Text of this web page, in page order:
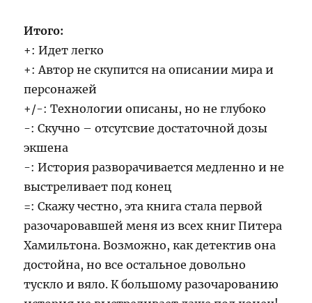
Итого:
+: Идет легко
+: Автор не скупится на описании мира и
персонажей
+/-: Технологии описаны, но не глубоко
-: Скучно – отсутсвие достаточной дозы
экшена
-: История разворачивается медленно и не
выстреливает под конец
=: Скажу честно, эта книга стала первой
разочаровавшей меня из всех книг Питера
Хамильтона. Возможно, как детектив она
достойна, но все остальное довольно
тускло и вяло. К большому разочарованию